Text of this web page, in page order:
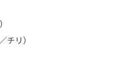
リ）